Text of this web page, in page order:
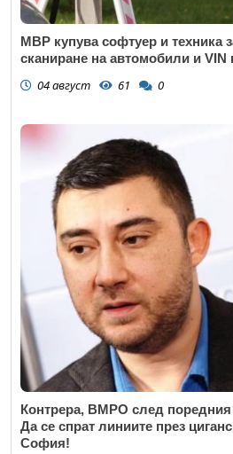
МВР купува софтуер и техника
сканиране на автомобили и VIN
04 август 61 0
Контрера, ВМРО след поредния
Да се спрат линиите през
София!